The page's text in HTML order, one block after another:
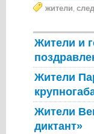
жители
Жители и
Жители
Жители
диктант»